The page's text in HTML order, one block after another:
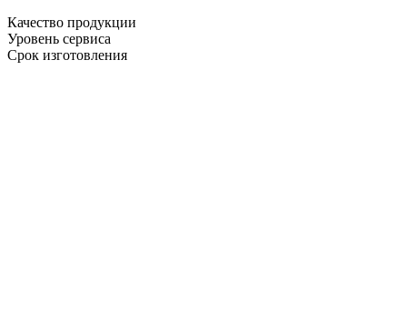
Качество продукции
Уровень сервиса
Срок изготовления